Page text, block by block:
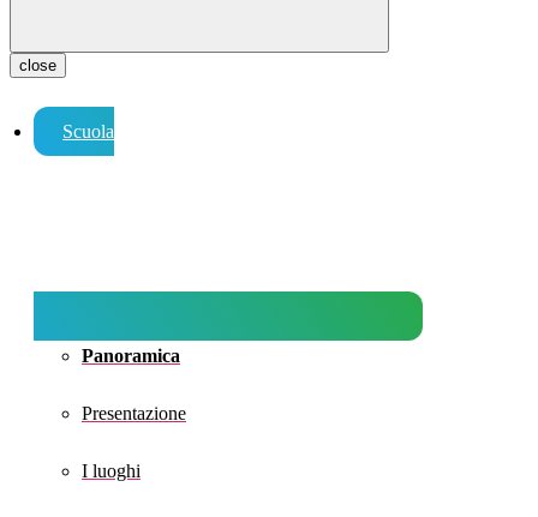
close
Scuola
Panoramica
Presentazione
I luoghi